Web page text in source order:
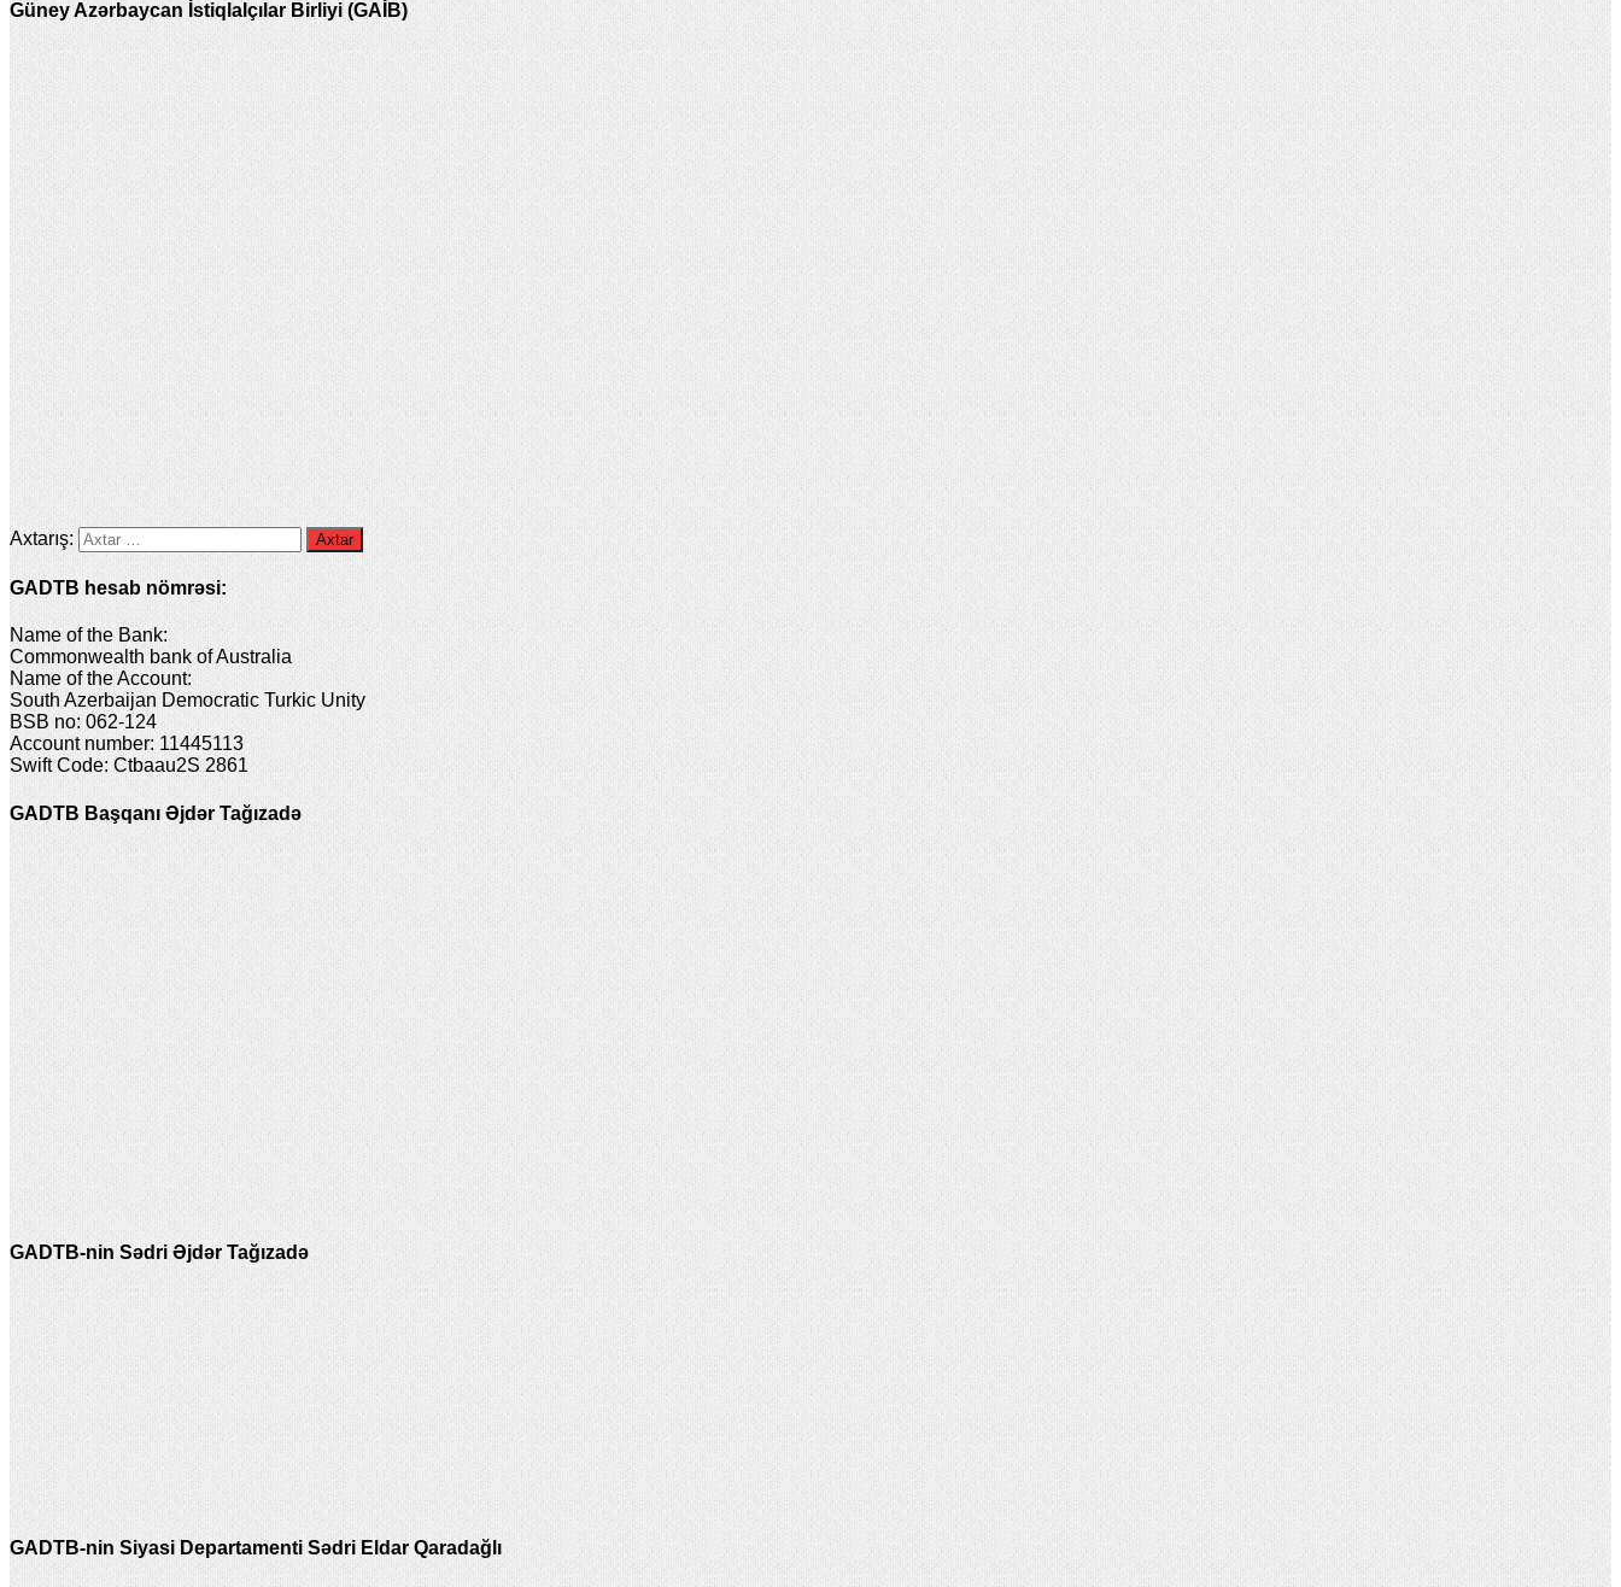
Güney Azərbaycan İstiqlalçılar Birliyi (GAİB)
Axtarış:
GADTB hesab nömrəsi:
Name of the Bank:
Commonwealth bank of Australia
Name of the Account:
South Azerbaijan Democratic Turkic Unity
BSB no: 062-124
Account number: 11445113
Swift Code: Ctbaau2S 2861
GADTB Başqanı Əjdər Tağızadə
GADTB-nin Sədri Əjdər Tağızadə
GADTB-nin Siyasi Departamenti Sədri Eldar Qaradağlı